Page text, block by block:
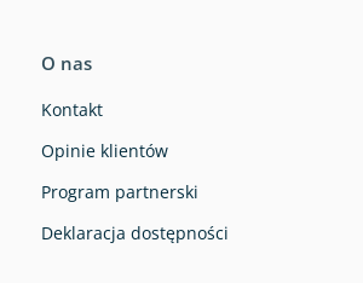
O nas
Kontakt
Opinie klientów
Program partnerski
Deklaracja dostępności